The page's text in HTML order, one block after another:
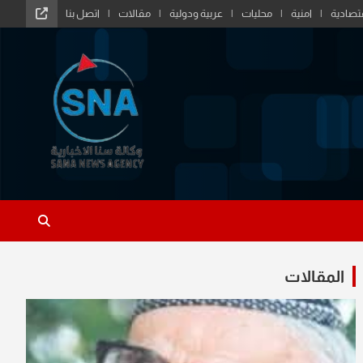
امنية محليات عربية ودولية مقالات اتصل بنا
المقالات